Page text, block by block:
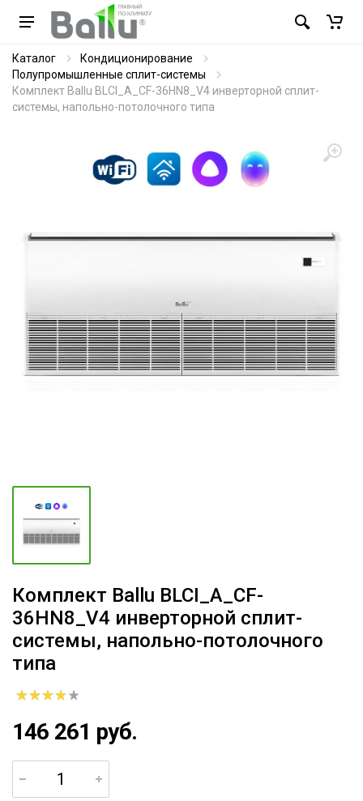
Каталог
Кондиционирование
Полупромышленные сплит-системы
Комплект Ballu BLCI_A_CF-36HN8_V4 инверторной сплит-
системы, напольно-потолочного типа
Комплект Ballu BLCI_A_CF-
36HN8_V4 инверторной сплит-
системы, напольно-потолочного
типа
146 261 руб.